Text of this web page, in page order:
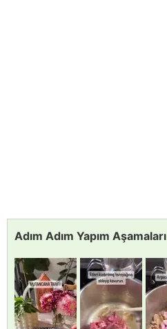
Adım Adım Yapım Aşamaları